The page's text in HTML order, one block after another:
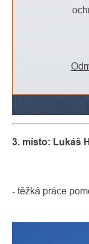
3. místo: Lukáš
- těžká práce